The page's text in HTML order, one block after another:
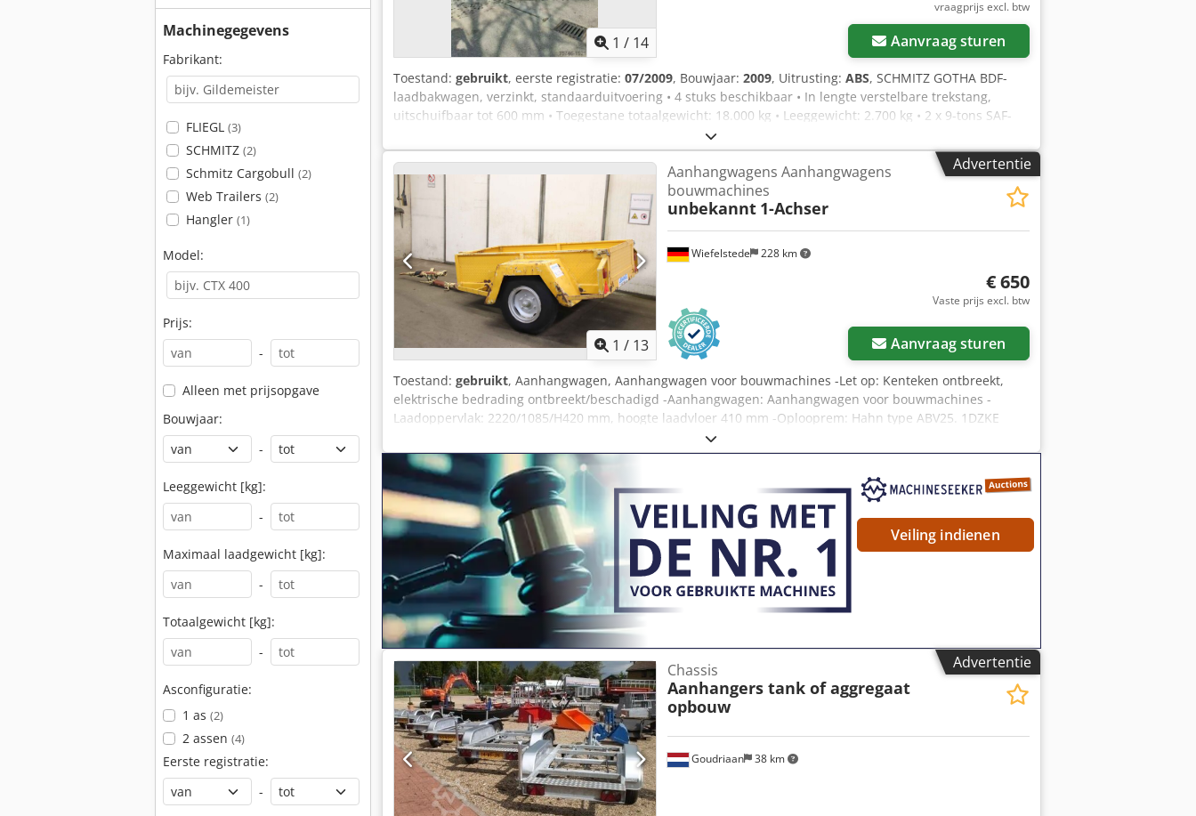
Machinegegevens
Fabrikant:
FLIEGL (3)
SCHMITZ (2)
Schmitz Cargobull (2)
Web Trailers (2)
Hangler (1)
Model:
Prijs:
-
Alleen met prijsopgave
Bouwjaar:
-
Leeggewicht [kg]:
-
Maximaal laadgewicht [kg]:
-
Totaalgewicht [kg]:
-
Asconfiguratie:
1 as (2)
2 assen (4)
Eerste registratie:
-
1 / 14
vraagprijs excl. btw
Aanvraag sturen
Toestand: gebruikt, eerste registratie: 07/2009, Bouwjaar: 2009, Uitrusting: ABS, SCHMITZ GOTHA BDF-
laadbakwagen, verzinkt, standaarduitvoering • 4 stuks beschikbaar • In lengte verstelbare trekstang,
uitschuifbaar tot 600 mm • Toegestane totaalgewicht: 18.000 kg • Leeggewicht: 2.700 kg • 2 x 9-tons SAF-
assen • Volledig luchtgeveerd • Banden: 385/65 R 22,5 • Zeer goed profiel! • Verzinkt/geanodiseerd chassis
• Heffen/zakken installatie • Duitse aanhanger! • Van eerste eigenaar! • APK/ TÜV/ SP: Nieuw! Fouten en
tussentijdse verkoop voorbehouden! = Verdere informatie = Schade: geen = Verdere informatie =
Laadvermogen: 18.000 kg Schade: geen Cedpfx Apewmpa Tjcerf
Advertentie
1 / 13
Wiefelstede 228 km
Aanhangwagens Aanhangwagens
bouwmachines
unbekannt 1-Achser
€ 650
Vaste prijs excl. btw
Aanvraag sturen
Toestand: gebruikt, Aanhangwagen, Aanhangwagen voor bouwmachines -Let op: Kenteken ontbreekt,
elektrische bedrading ontbreekt/beschadigd -Aanhangwagen: Aanhangwagen voor bouwmachines -
Laadoppervlak: 2220/1085/H420 mm, hoogte laadvloer 410 mm -Oplooprem: Hahn type ABV25. 1DZKE
2010 tot 2500 kg -Steunlast: 100 kg -Afmetingen: 4175/2030/H980 mm -Terreingewicht: 650 kg -Overdracht:
In de staat waarin deze zich bevindt, zoals te zien Cjdpsn Uy Awjfx Apcsrf
Veiling indienen
Advertentie
Goudriaan 38 km
Chassis
Aanhangers tank of aggregaat
opbouw